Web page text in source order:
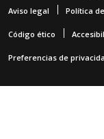
Aviso legal Política
Código ético
Preferencias de